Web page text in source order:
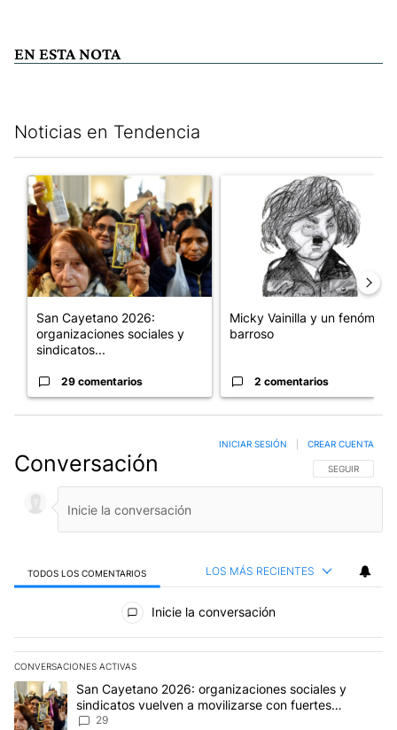
EN ESTA NOTA
Noticias en Tendencia
Un artículo de tendencia con el título "San Cayetano 2026:
San Cayetano 2026:
organizaciones sociales y
sindicatos...
29 comentarios
Un artículo de tendencia
Micky Vainilla y un fenómeno
barroso
2 comentarios
Conversación SIGA ESTA
SEGUIR
INICIAR SESIÓN CREAR CUENTA
TODOS LOS COMENTARIOS LOS MÁS RECIENTES
Todos los comentarios
Inicie la conversación
CONVERSACIONES ACTIVAS
Este listado muestra los artículos con más comentarios en los
Un artículo de tendencia con el título "San Cayetano 2026:
San Cayetano 2026: organizaciones sociales y
sindicatos vuelven a movilizarse con fuertes
reclamos al Gobierno
29